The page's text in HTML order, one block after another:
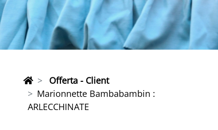
Offerta - Client
Marionnette Bambabambin :
ARLECCHINATE